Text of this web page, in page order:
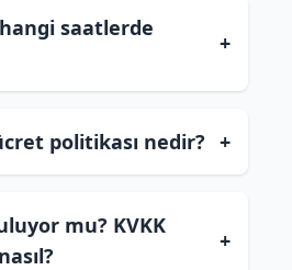
saatlerde
+
politikası nedir? +
mu? KVKK
+